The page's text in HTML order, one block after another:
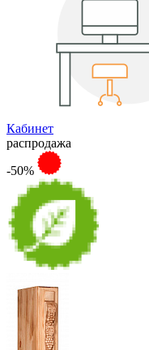
Кабинет
распродажа
-50%